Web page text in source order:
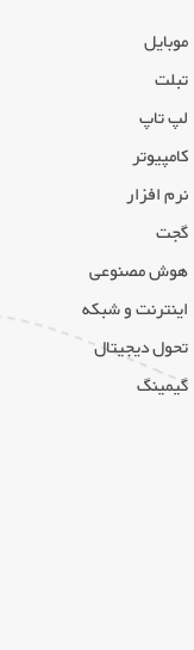
موبایل
تبلت
لپ تاپ
کامپیوتر
نرم افزار
گجت
هوش مصنوعی
اینترنت و شبکه
تحول دیجیتال
گیمینگ